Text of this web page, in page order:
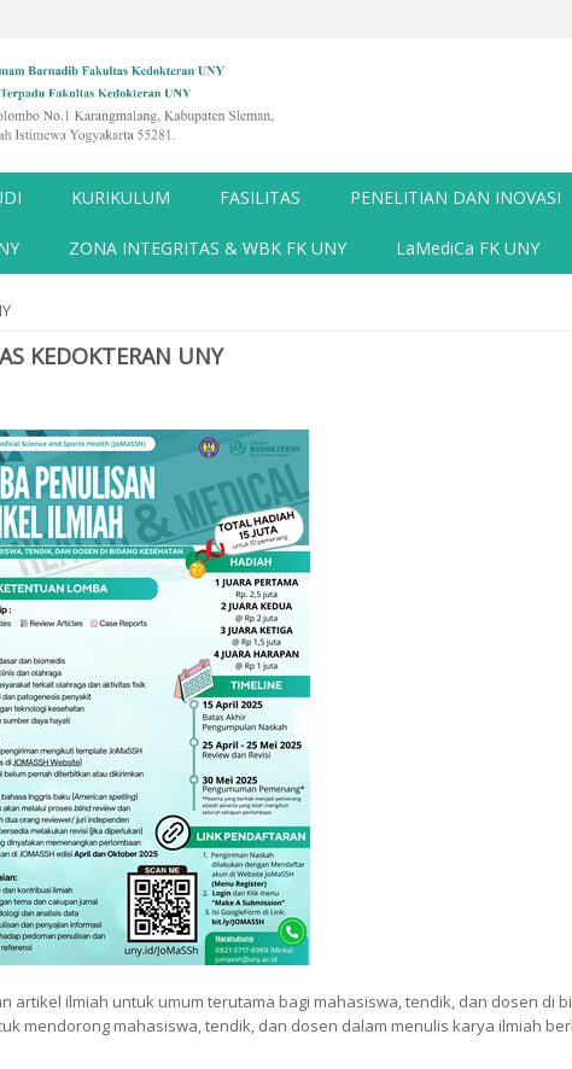
KURIKULUM FASILITAS PENELITIAN DAN INOVASI
ZONA INTEGRITAS & WBK FK UNY LaMediCa FK UNY
KEDOKTERAN UNY
artikel ilmiah untuk umum terutama bagi mahasiswa, tendik, dan dosen di
mendorong mahasiswa, tendik, dan dosen dalam menulis karya ilmiah